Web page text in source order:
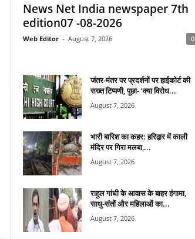
News Net India newspaper 7th
edition07 -08-2026
Web Editor - August 7, 2026 0
जंतर-मंतर पर प्रदर्शनों पर हाईकोर्ट की
सख्त टिप्पणी, पूछा- ‘क्या विरोध...
August 7, 2026
भारी बारिश का कहर: हरिद्वार में काली
मंदिर पर गिरा मलबा,...
August 7, 2026
राहुल गांधी के आवास के बाहर हंगामा,
साधु-संतों और महिलाओं का...
August 7, 2026